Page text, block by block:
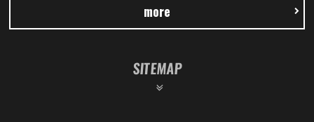
more
SITEMAP